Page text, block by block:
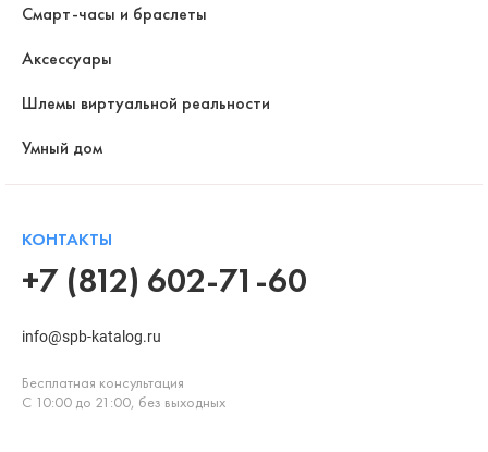
Смарт-часы и браслеты
Аксессуары
Шлемы виртуальной реальности
Умный дом
КОНТАКТЫ
+7 (812) 602-71-60
info@spb-katalog.ru
Бесплатная консультация
С 10:00 до 21:00, без выходных